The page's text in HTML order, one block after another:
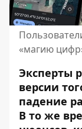
«магию
Эксперты
версии
падение
В то же